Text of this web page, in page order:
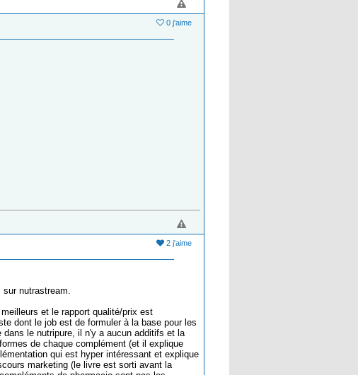
0 j'aime
2 j'aime
nutrastream.
et le rapport qualité/prix est
dont le job est de formuler à la base pour les
le nutripure, il n'y a aucun additifs et la
de chaque complément (et il explique
qui est hyper intéressant et explique
marketing (le livre est sorti avant la